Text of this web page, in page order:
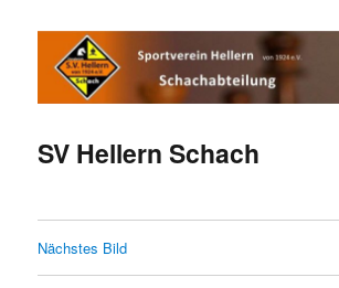
SV Hellern Schach
Nächstes Bild